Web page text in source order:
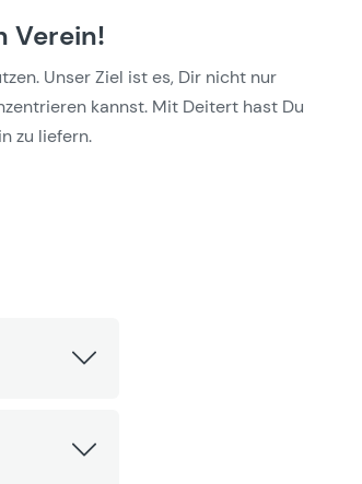
Verein!
Unser Ziel ist es, Dir nicht nur
kannst. Mit Deitert hast Du
zu liefern.